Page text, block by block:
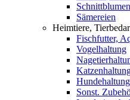
Schnittblumen
Sämereien
Heimtiere,
Fischfutter,
Vogelhaltung
Hundehaltung
Sonst.